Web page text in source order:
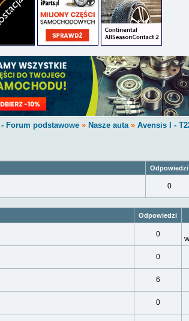
Forum podstawowe » Nasze auta» Avensis I -
Odpowiedzi
0
Odpowiedzi
0
0
6
0